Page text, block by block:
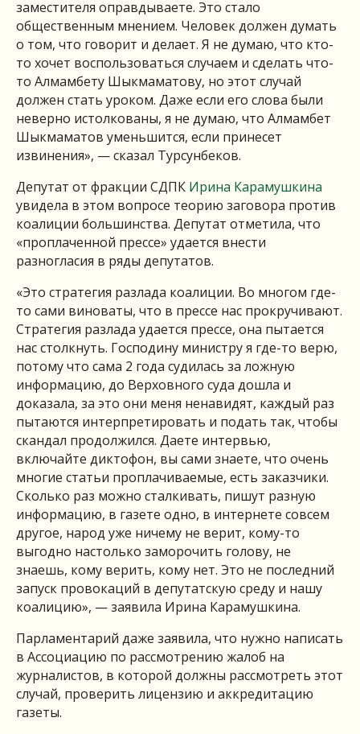
заместителя оправдываете. Это стало
общественным мнением. Человек должен думать
о том, что говорит и делает. Я не думаю, что кто-
то хочет воспользоваться случаем и сделать что-
то Алмамбету Шыкмаматову, но этот случай
должен стать уроком. Даже если его слова были
неверно истолкованы, я не думаю, что Алмамбет
Шыкмаматов уменьшится, если принесет
извинения», — сказал Турсунбеков.
Депутат от фракции СДПК Ирина Карамушкина
увидела в этом вопросе теорию заговора против
коалиции большинства. Депутат отметила, что
«проплаченной прессе» удается внести
разногласия в ряды депутатов.
«Это стратегия разлада коалиции. Во многом где-
то сами виноваты, что в прессе нас прокручивают.
Стратегия разлада удается прессе, она пытается
нас столкнуть. Господину министру я где-то верю,
потому что сама 2 года судилась за ложную
информацию, до Верховного суда дошла и
доказала, за это они меня ненавидят, каждый раз
пытаются интерпретировать и подать так, чтобы
скандал продолжился. Даете интервью,
включайте диктофон, вы сами знаете, что очень
многие статьи проплачиваемые, есть заказчики.
Сколько раз можно сталкивать, пишут разную
информацию, в газете одно, в интернете совсем
другое, народ уже ничему не верит, кому-то
выгодно настолько заморочить голову, не
знаешь, кому верить, кому нет. Это не последний
запуск провокаций в депутатскую среду и нашу
коалицию», — заявила Ирина Карамушкина.
Парламентарий даже заявила, что нужно написать
в Ассоциацию по рассмотрению жалоб на
журналистов, в которой должны рассмотреть этот
случай, проверить лицензию и аккредитацию
газеты.